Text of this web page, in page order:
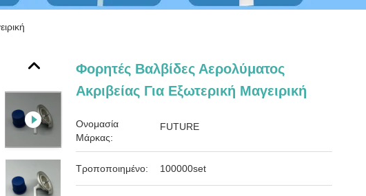
Φορητές Βαλβίδες Αερολύματος
Ακριβείας Για Εξωτερική Μαγειρική
Ονομασία
Μάρκας:
FUTURE
Τροποποιημένο: 100000set